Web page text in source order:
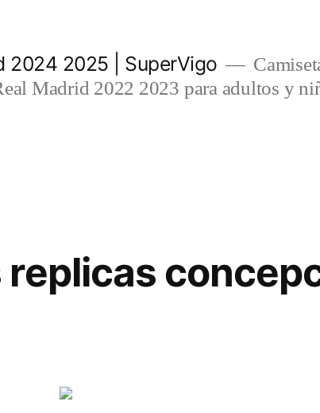
2024 2025 | SuperVigo
Madrid 2022 2023 para adultos y